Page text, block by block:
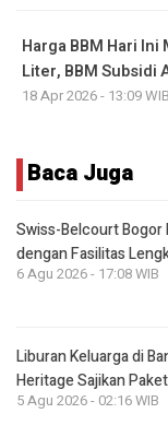
Harga BBM Hari Ini
Liter, BBM Subsidi
18 Apr 2026 - 13:09 WIB
Baca Juga
Swiss-Belcourt Bogor
dengan Fasilitas
6 Agu 2026 - 17:08 WIB
Liburan Keluarga di
Heritage Sajikan
5 Agu 2026 - 02:16 WIB